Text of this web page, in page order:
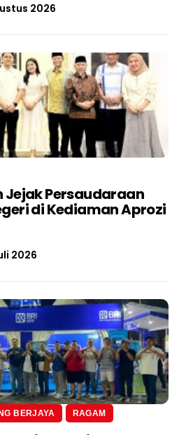
2026
Jejak Persaudaraan
di Kediaman Aprozi
2026
BERJAYA RAGAM